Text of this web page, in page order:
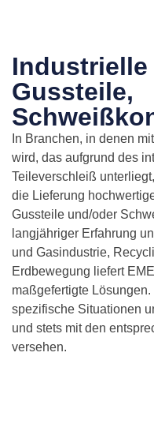
Industrielle
Gussteile,
In Branchen, in denen
wird, das aufgrund des
Teileverschleiß
die Lieferung
Gussteile und/oder
langjähriger Erfahrung
und Gasindustrie,
Erdbewegung liefert
maßgefertigte
spezifische Situationen
und stets mit den
versehen.